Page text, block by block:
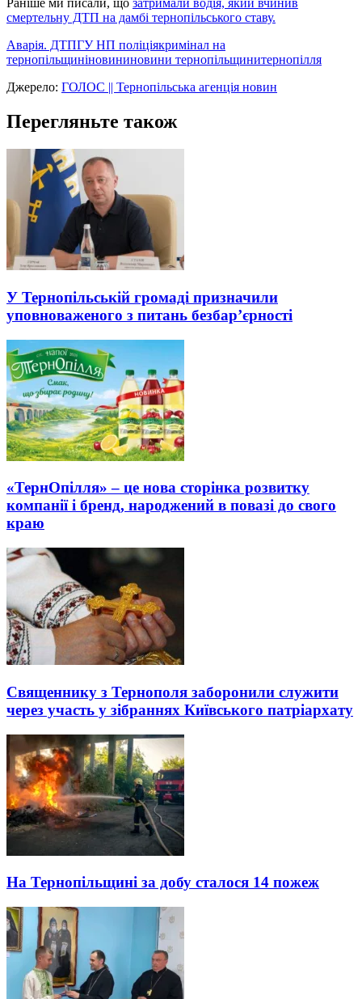
Раніше ми писали, що затримали водія, який вчинив
смертельну ДТП на дамбі тернопільського ставу.
Аварія. ДТПГУ НП поліціякримінал на
тернопільщиніновининовини тернопільщинитернопілля
Джерело: ГОЛОС || Тернопільська агенція новин
Перегляньте також
У Тернопільській громаді призначили
уповноваженого з питань безбар’єрності
«ТернОпілля» – це нова сторінка розвитку
компанії і бренд, народжений в повазі до свого
краю
Священнику з Тернополя заборонили служити
через участь у зібраннях Київського патріархату
На Тернопільщині за добу сталося 14 пожеж